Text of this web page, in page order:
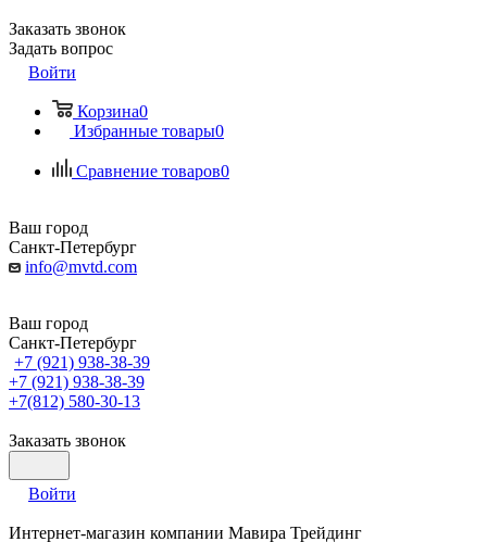
Заказать звонок
Задать вопрос
Войти
Корзина0
Избранные товары0
Сравнение товаров0
Ваш город
Санкт-Петербург
info@mvtd.com
Ваш город
Санкт-Петербург
+7 (921) 938-38-39
+7 (921) 938-38-39
+7(812) 580-30-13
Заказать звонок
Войти
Интернет-магазин компании Мавира Трейдинг